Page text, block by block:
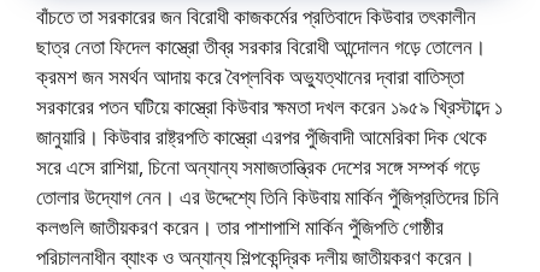
বাঁচতে তা সরকারের জন বিরোধী কাজকর্মের প্রতিবাদে কিউবার তৎকালীন
ছাত্র নেতা ফিদেল কাস্ত্রো তীব্র সরকার বিরোধী আন্দোলন গড়ে তোলেন।
ক্রমশ জন সমর্থন আদায় করে বৈপ্লবিক অভ্যুত্থানের দ্বারা বাতিস্তা
সরকারের পতন ঘটিয়ে কাস্ত্রো কিউবার ক্ষমতা দখল করেন ১৯৫৯ খ্রিস্টাব্দে ১
জানুয়ারি। কিউবার রাষ্ট্রপতি কাস্ত্রো এরপর পুঁজিবাদী আমেরিকা দিক থেকে
সরে এসে রাশিয়া, চিনো অন্যান্য সমাজতান্ত্রিক দেশের সঙ্গে সম্পর্ক গড়ে
তোলার উদ্যোগ নেন। এর উদ্দেশ্যে তিনি কিউবায় মার্কিন পুঁজিপ্রতিদের চিনি
কলগুলি জাতীয়করণ করেন। তার পাশাপাশি মার্কিন পুঁজিপতি গোষ্ঠীর
পরিচালনাধীন ব্যাংক ও অন্যান্য শিল্পকেন্দ্রিক দলীয় জাতীয়করণ করেন।